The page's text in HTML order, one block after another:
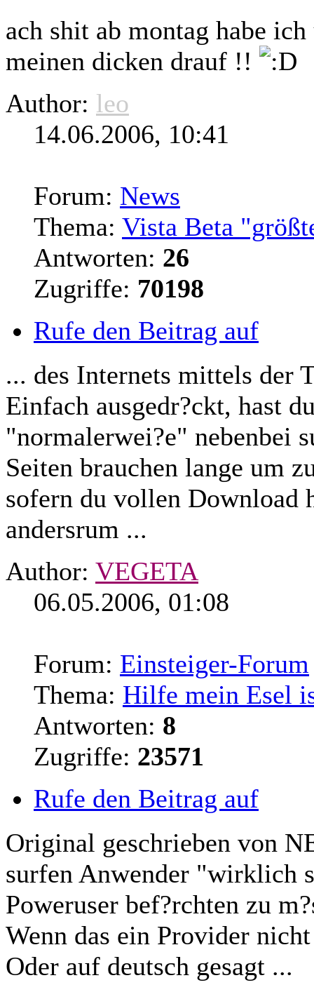
ach shit ab montag habe
meinen dicken drauf !!
Author: leo
14.06.2006, 10:41
Forum: News
Thema: Vista Beta
Antworten: 26
Zugriffe: 70198
Rufe den Beitrag auf
... des Internets mittels der
Einfach ausgedr?ckt, hast
"normalerwei?e" nebenbei
Seiten brauchen lange um
sofern du vollen Download
andersrum ...
Author: VEGETA
06.05.2006, 01:08
Forum: Einsteiger-Forum
Thema: Hilfe mein Esel
Antworten: 8
Zugriffe: 23571
Rufe den Beitrag auf
Original geschrieben von
surfen Anwender "wirklich
Poweruser bef?rchten zu
Wenn das ein Provider
Oder auf deutsch gesagt ...